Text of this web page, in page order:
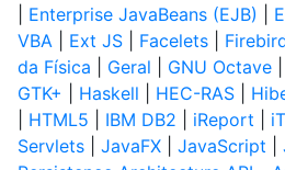
Enterprise JavaBeans (EJB)
VBA
Ext JS Facelets
da Física
Geral GNU Octave
GTK+
Haskell HEC-RAS
HTML5 IBM DB2 iReport
Servlets
JavaFX JavaScript